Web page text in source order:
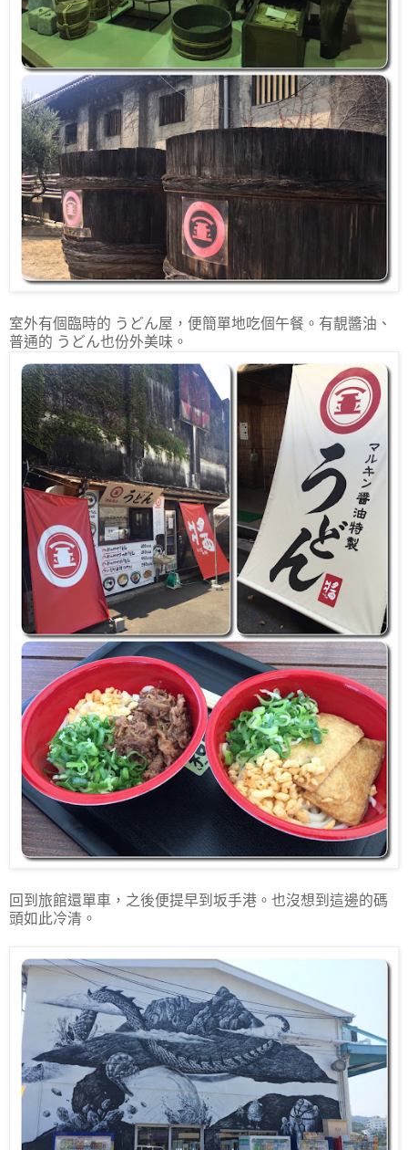
室外有個臨時的 うどん屋，便簡單地吃個午餐。有靚醬油、
普通的 うどん也份外美味。
回到旅館還單車，之後便提早到坂手港。也沒想到這邊的碼
頭如此冷清。